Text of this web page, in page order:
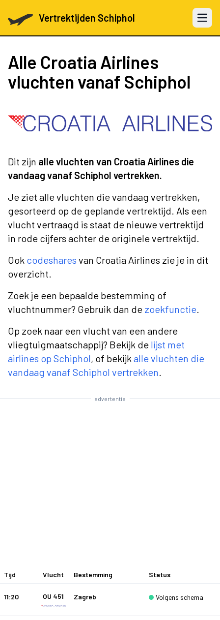
Vertrektijden Schiphol Open
Alle Croatia Airlines
vluchten vanaf Schiphol
Dit zijn alle vluchten van Croatia Airlines die
vandaag vanaf Schiphol vertrekken.
Je ziet alle vluchten die vandaag vertrekken,
gesorteerd op de geplande vertrektijd. Als een
vlucht vertraagd is staat de nieuwe vertrektijd
in rode cijfers achter de originele vertrektijd.
Ook codeshares van Croatia Airlines zie je in dit
overzicht.
Zoek je een bepaalde bestemming of
vluchtnummer? Gebruik dan de zoekfunctie.
Op zoek naar een vlucht van een andere
vliegtuigmaatschappij? Bekijk de lijst met
airlines op Schiphol, of bekijk alle vluchten die
vandaag vanaf Schiphol vertrekken.
advertentie
Tijd Vlucht Bestemming Status
11:20 OU 451 Zagreb Volgens schema